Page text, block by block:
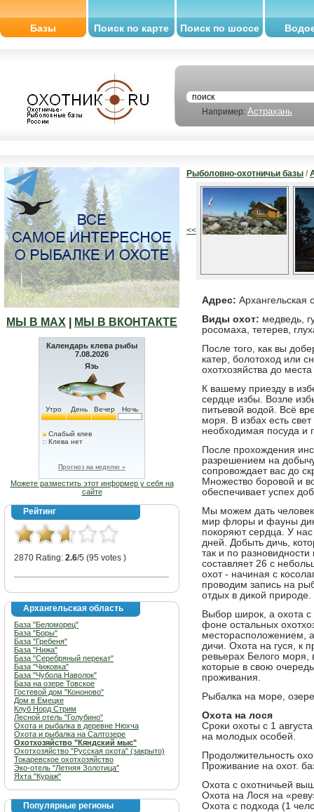
Базы Поиск по карте Поиск по шоссе
Например: Астрахань
МЫ В МАХ МЫ В ВКОНТАКТЕ
Календарь клева рыбы
7.08.2026
Язь
Утро День Вечер Ночь
Слабый клев
Клева нет
Прогноз на неделю »
Можете разместить этот информер у себя на
сайте
Рейтинг
2870 Rating: 2.6/5 (95 votes )
Архангельская область
База "Беломорец"
База "Боры"
База "Гребеня"
База "Нижа"
База "Серебряный перекат"
База "Чижовка"
База "Чубола Наволок"
База на озере Товское
Гостевой дом "Кононово"
Дом в Емецке
Клуб Норд Стрим
Лесной отель "Голубино"
Охота и рыбалка в деревне Нюхча
Охота и рыбалка на Салтозере
Охотхозяйство "Кяндский мыс"
Охотхозяйство "Русская охота" (закрыто)
Токаревское охотхозяйство
Эко-отель "Летняя Золотица"
Яхта "Кураж"
Популярные регионы
Рыболовно-охотничьи базы /
<<
Адрес: Архангельская
Виды охот: медведь,
росомаха, тетерев,
После того, как вы
катер, болотоход или
охотхозяйства до
К вашему приезду в
сердце избы. Возле
питьевой водой. Всё
моря. В избах есть
необходимая посуда и
После прохождения
разрешением на
сопровождает вас до
Множество боровой и
обеспечивает успех
Мы можем дать
мир флоры и фауны
покоряют сердца. У
дней. Добыть дичь,
так и по
составляет 26 с
охот - начиная с
проводим запись на
отдых в дикой природе.
Выбор широк, а охота
фоне остальных
месторасположением,
дичи. Охота на гуся, к
ревьерах Белого моря,
которые в свою
проживания.
Рыбалка на море,
Охота на лося
Сроки охоты с 1
на молодых особей.
Продолжительность
Проживание на охот.
Охота с охотничьей
Охота на Лося на
Охота с подхода (1